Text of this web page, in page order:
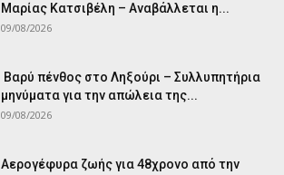
Μαρίας Κατσιβέλη – Αναβάλλεται η...
09/08/2026
Βαρύ πένθος στο Ληξούρι – Συλλυπητήρια
μηνύματα για την απώλεια της...
09/08/2026
Αερογέφυρα ζωής για 48χρονο από την